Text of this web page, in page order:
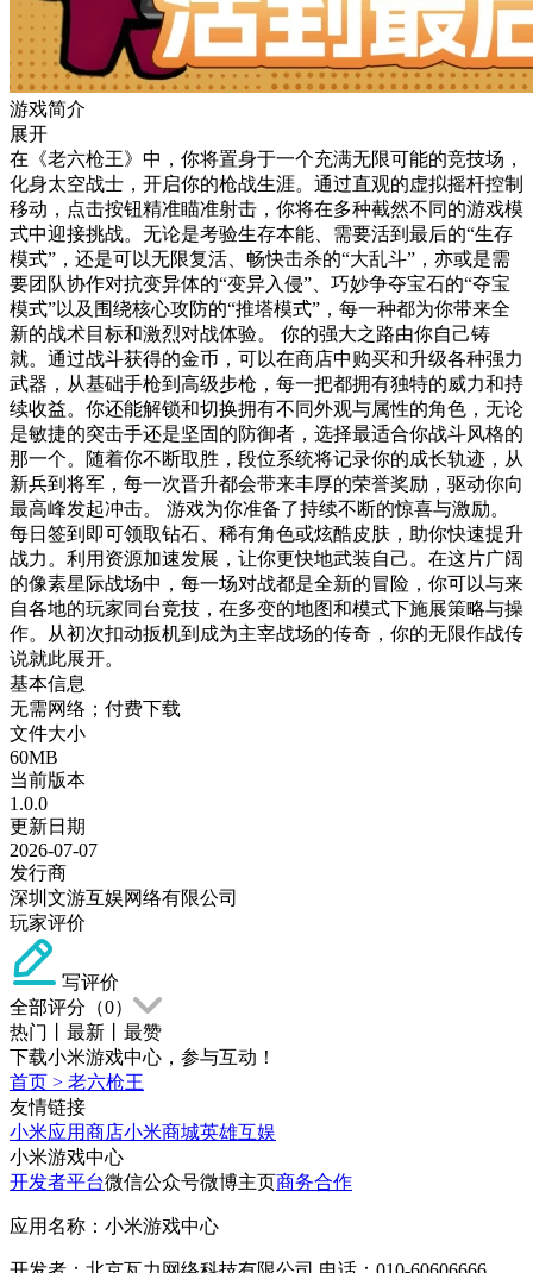
游戏简介
展开
在《老六枪王》中，你将置身于一个充满无限可能的竞技场，
化身太空战士，开启你的枪战生涯。通过直观的虚拟摇杆控制
移动，点击按钮精准瞄准射击，你将在多种截然不同的游戏模
式中迎接挑战。无论是考验生存本能、需要活到最后的“生存
模式”，还是可以无限复活、畅快击杀的“大乱斗”，亦或是需
要团队协作对抗变异体的“变异入侵”、巧妙争夺宝石的“夺宝
模式”以及围绕核心攻防的“推塔模式”，每一种都为你带来全
新的战术目标和激烈对战体验。 你的强大之路由你自己铸
就。通过战斗获得的金币，可以在商店中购买和升级各种强力
武器，从基础手枪到高级步枪，每一把都拥有独特的威力和持
续收益。你还能解锁和切换拥有不同外观与属性的角色，无论
是敏捷的突击手还是坚固的防御者，选择最适合你战斗风格的
那一个。随着你不断取胜，段位系统将记录你的成长轨迹，从
新兵到将军，每一次晋升都会带来丰厚的荣誉奖励，驱动你向
最高峰发起冲击。 游戏为你准备了持续不断的惊喜与激励。
每日签到即可领取钻石、稀有角色或炫酷皮肤，助你快速提升
战力。利用资源加速发展，让你更快地武装自己。在这片广阔
的像素星际战场中，每一场对战都是全新的冒险，你可以与来
自各地的玩家同台竞技，在多变的地图和模式下施展策略与操
作。从初次扣动扳机到成为主宰战场的传奇，你的无限作战传
说就此展开。
基本信息
无需网络；付费下载
文件大小
60MB
当前版本
1.0.0
更新日期
2026-07-07
发行商
深圳文游互娱网络有限公司
玩家评价
写评价
全部评分（0）
热门
最新
最赞
下载小米游戏中心，参与互动！
首页 > 老六枪王
友情链接
小米应用商店小米商城英雄互娱
小米游戏中心
开发者平台微信公众号微博主页商务合作
应用名称：小米游戏中心